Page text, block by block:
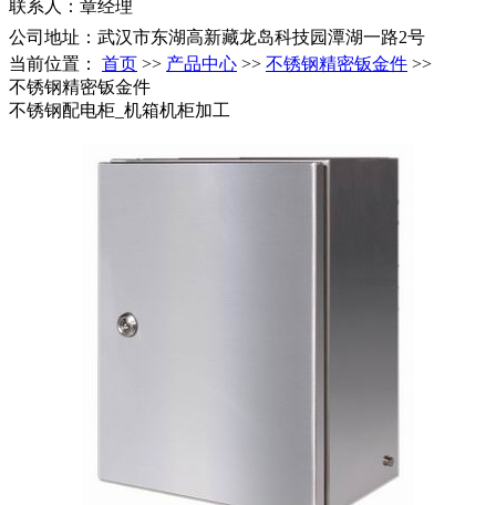
联系人：章经理
公司地址：武汉市东湖高新藏龙岛科技园潭湖一路2号
当前位置： 首页 >> 产品中心 >> 不锈钢精密钣金件 >>
不锈钢精密钣金件
不锈钢配电柜_机箱机柜加工